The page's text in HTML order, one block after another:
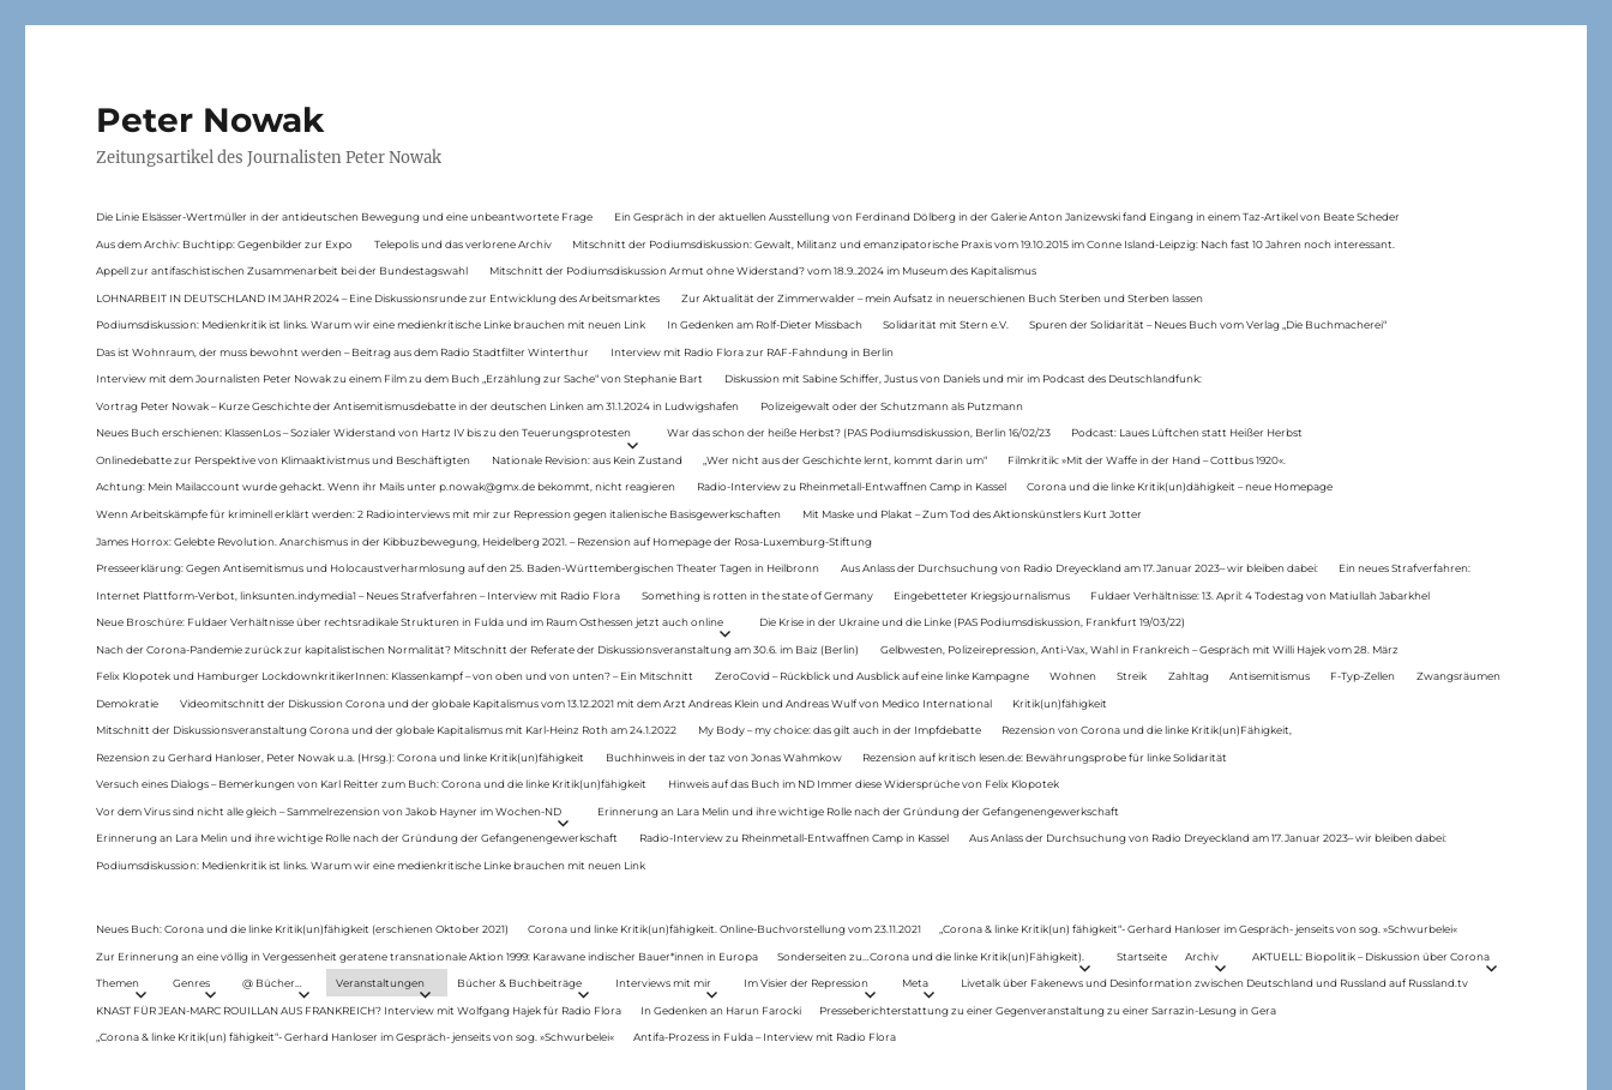
Peter Nowak
Zeitungsartikel des Journalisten Peter Nowak
Die Linie Elsässer-Wertmüller in der antideutschen Bewegung und eine unbeantwortete Frage Ein Gespräch in der aktuellen Ausstellung von Ferdinand Dölberg in der Galerie Anton Janizewski fand Eingang in einem Taz-Artikel von Beate Scheder
Aus dem Archiv: Buchtipp: Gegenbilder zur Expo Telepolis und das verlorene Archiv Mitschnitt der Podiumsdiskussion: Gewalt, Militanz und emanzipatorische Praxis vom 19.10.2015 im Conne Island-Leipzig: Nach fast 10 Jahren noch interessant.
Appell zur antifaschistischen Zusammenarbeit bei der Bundestagswahl Mitschnitt der Podiumsdiskussion Armut ohne Widerstand? vom 18.9..2024 im Museum des Kapitalismus
LOHNARBEIT IN DEUTSCHLAND IM JAHR 2024 – Eine Diskussionsrunde zur Entwicklung des Arbeitsmarktes Zur Aktualität der Zimmerwalder – mein Aufsatz in neuerschienen Buch Sterben und Sterben lassen
Podiumsdiskussion: Medienkritik ist links. Warum wir eine medienkritische Linke brauchen mit neuen Link In Gedenken am Rolf-Dieter Missbach Solidarität mit Stern e.V. Spuren der Solidarität – Neues Buch vom Verlag „Die Buchmacherei“
Das ist Wohnraum, der muss bewohnt werden – Beitrag aus dem Radio Stadtfilter Winterthur Interview mit Radio Flora zur RAF-Fahndung in Berlin
Interview mit dem Journalisten Peter Nowak zu einem Film zu dem Buch „Erzählung zur Sache“ von Stephanie Bart Diskussion mit Sabine Schiffer, Justus von Daniels und mir im Podcast des Deutschlandfunk:
Vortrag Peter Nowak – Kurze Geschichte der Antisemitismusdebatte in der deutschen Linken am 31.1.2024 in Ludwigshafen Polizeigewalt oder der Schutzmann als Putzmann
Neues Buch erschienen: KlassenLos – Sozialer Widerstand von Hartz IV bis zu den Teuerungsprotesten War das schon der heiße Herbst? (PAS Podiumsdiskussion, Berlin 16/02/23 Podcast: Laues Lüftchen statt Heißer Herbst
Onlinedebatte zur Perspektive von Klimaaktivistmus und Beschäftigten Nationale Revision: aus Kein Zustand „Wer nicht aus der Geschichte lernt, kommt darin um“ Filmkritik: »Mit der Waffe in der Hand – Cottbus 1920«.
Achtung: Mein Mailaccount wurde gehackt. Wenn ihr Mails unter p.nowak@gmx.de bekommt, nicht reagieren Radio-Interview zu Rheinmetall-Entwaffnen Camp in Kassel Corona und die linke Kritik(un)dähigkeit – neue Homepage
Wenn Arbeitskämpfe für kriminell erklärt werden: 2 Radiointerviews mit mir zur Repression gegen italienische Basisgewerkschaften Mit Maske und Plakat – Zum Tod des Aktionskünstlers Kurt Jotter
James Horrox: Gelebte Revolution. Anarchismus in der Kibbuzbewegung, Heidelberg 2021. – Rezension auf Homepage der Rosa-Luxemburg-Stiftung
Presseerklärung: Gegen Antisemitismus und Holocaustverharmlosung auf den 25. Baden-Württembergischen Theater Tagen in Heilbronn Aus Anlass der Durchsuchung von Radio Dreyeckland am 17.Januar 2023– wir bleiben dabei: Ein neues Strafverfahren:
Internet Plattform-Verbot, linksunten.indymedia1 – Neues Strafverfahren – Interview mit Radio Flora Something is rotten in the state of Germany Eingebetteter Kriegsjournalismus Fuldaer Verhältnisse: 13. April: 4 Todestag von Matiul­lah Jabarkhel
Neue Broschüre: Fuldaer Verhältnisse über rechtsradikale Strukturen in Fulda und im Raum Osthessen jetzt auch online Die Krise in der Ukraine und die Linke (PAS Podiumsdiskussion, Frankfurt 19/03/22)
Nach der Corona-Pandemie zurück zur kapitalistischen Normalität? Mitschnitt der Referate der Diskussionsveranstaltung am 30.6. im Baiz (Berlin) Gelbwesten, Polizeirepression, Anti-Vax, Wahl in Frankreich – Gespräch mit Willi Hajek vom 28. März
Felix Klopotek und Hamburger LockdownkritikerInnen: Klassenkampf – von oben und von unten? – Ein Mitschnitt ZeroCovid – Rückblick und Ausblick auf eine linke Kampagne Wohnen Streik Zahltag Antisemitismus F-Typ-Zellen Zwangsräumen
Demokratie Videomitschnitt der Diskussion Corona und der globale Kapitalismus vom 13.12.2021 mit dem Arzt Andreas Klein und Andreas Wulf von Medico International Kritik(un)fähigkeit
Mitschnitt der Diskussionsveranstaltung Corona und der globale Kapitalismus mit Karl-Heinz Roth am 24.1.2022 My Body – my choice: das gilt auch in der Impfdebatte Rezension von Corona und die linke Kritik(un)Fähigkeit,
Rezension zu Gerhard Hanloser, Peter Nowak u.a. (Hrsg.): Corona und linke Kritik(un)fähigkeit Buchhinweis in der taz von Jonas Wahmkow Rezension auf kritisch lesen.de: Bewährungsprobe für linke Solidarität
Versuch eines Dialogs – Bemerkungen von Karl Reitter zum Buch: Corona und die linke Kritik(un)fähigkeit Hinweis auf das Buch im ND Immer diese Widersprüche von Felix Klopotek
Vor dem Virus sind nicht alle gleich – Sammelrezension von Jakob Hayner im Wochen-ND Erinnerung an Lara Melin und ihre wichtige Rolle nach der Gründung der Gefangenengewerkschaft
Erinnerung an Lara Melin und ihre wichtige Rolle nach der Gründung der Gefangenengewerkschaft Radio-Interview zu Rheinmetall-Entwaffnen Camp in Kassel Aus Anlass der Durchsuchung von Radio Dreyeckland am 17.Januar 2023– wir bleiben dabei:
Podiumsdiskussion: Medienkritik ist links. Warum wir eine medienkritische Linke brauchen mit neuen Link
Neues Buch: Corona und die linke Kritik(un)fähigkeit (erschienen Oktober 2021) Corona und linke Kritik(un)fähigkeit. Online-Buchvorstellung vom 23.11.2021 „Corona & linke Kritik(un) fähigkeit“- Gerhard Hanloser im Gespräch- jenseits von sog. »Schwurbelei«
Zur Erinnerung an eine völlig in Vergessenheit geratene transnationale Aktion 1999: Karawane indischer Bauer*innen in Europa Sonderseiten zu…Corona und die linke Kritik(un)Fähigkeit). Startseite Archiv AKTUELL: Biopolitik – Diskussion über Corona
Themen Genres @ Bücher… Veranstaltungen Bücher & Buchbeiträge Interviews mit mir Im Visier der Repression Meta Livetalk über Fakenews und Desinformation zwischen Deutschland und Russland auf Russland.tv
KNAST FÜR JEAN-MARC ROUILLAN AUS FRANKREICH? Interview mit Wolfgang Hajek für Radio Flora In Gedenken an Harun Farocki Presseberichterstattung zu einer Gegenveranstaltung zu einer Sarrazin-Lesung in Gera
„Corona & linke Kritik(un) fähigkeit“- Gerhard Hanloser im Gespräch- jenseits von sog. »Schwurbelei« Antifa-Prozess in Fulda – Interview mit Radio Flora